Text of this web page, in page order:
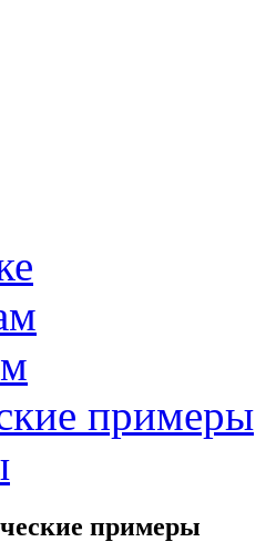
примеры
примеры